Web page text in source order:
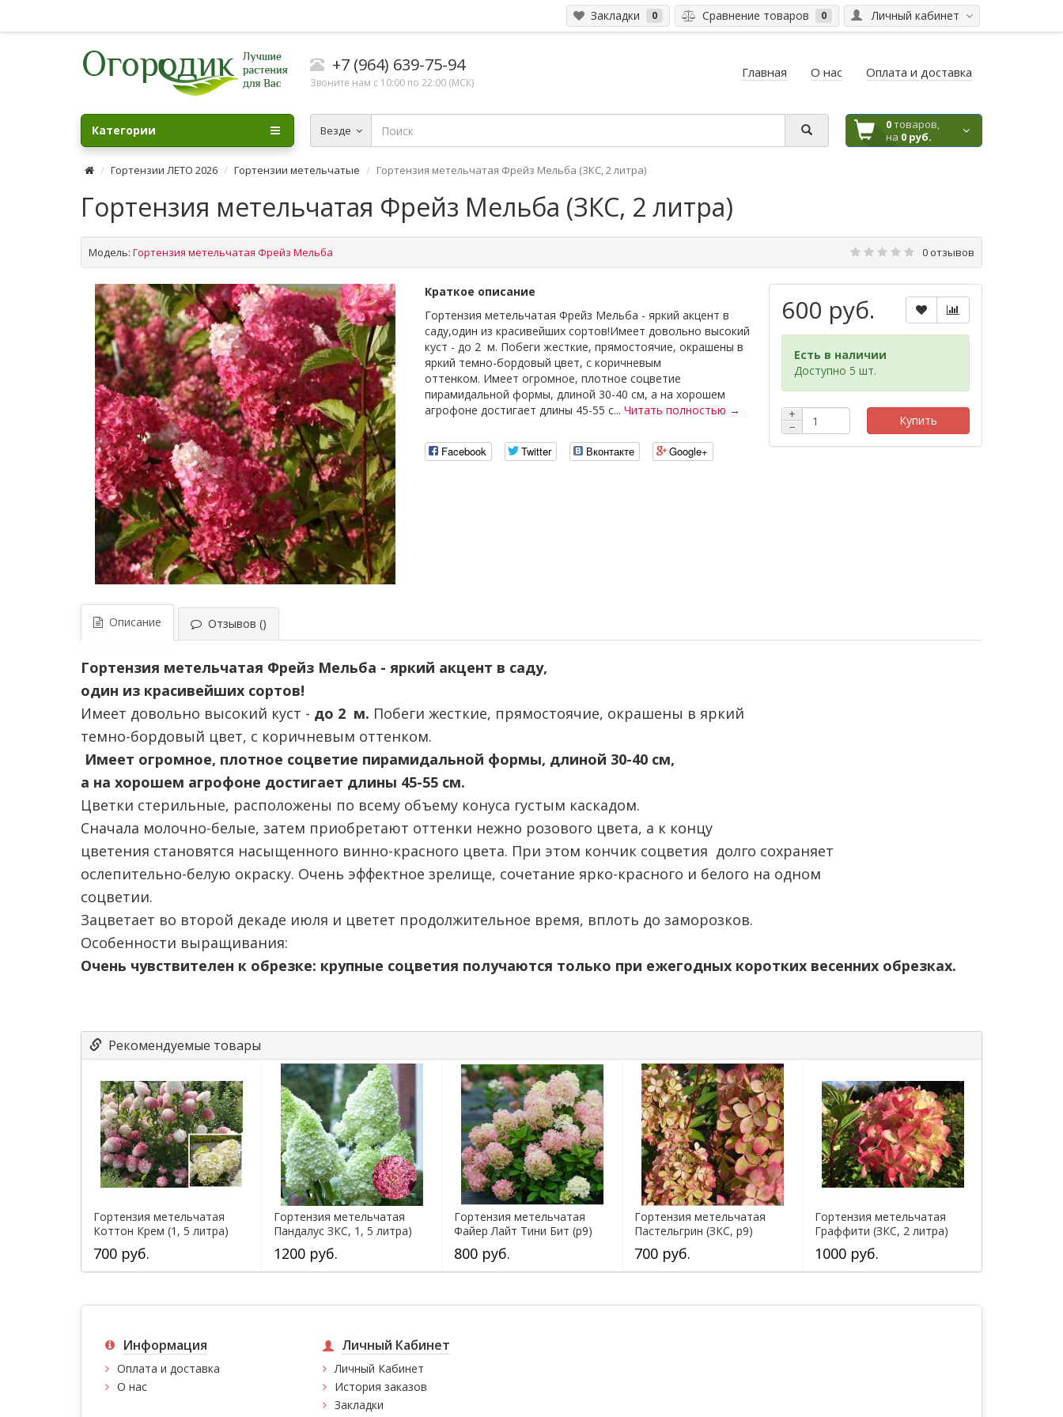
Личный кабинет
Закладки 0 Сравнение товаров 0
+7 (964) 639-75-94
Звоните нам с 10:00 по 22:00 (МСК)
Главная О нас Оплата и доставка
Везде 0товаров,
на 0 руб.
Категории
Гортензии ЛЕТО 2026 Гортензии метельчатые Гортензия метельчатая Фрейз Мельба (ЗКС, 2 литра)
Гортензия метельчатая Фрейз Мельба (ЗКС, 2 литра)
Модель: Гортензия метельчатая Фрейз Мельба 0 отзывов
Краткое описание
Гортензия метельчатая Фрейз Мельба - яркий акцент в
саду,один из красивейших сортов!Имеет довольно высокий
куст - до 2 м. Побеги жесткие, прямостоячие, окрашены в
яркий темно-бордовый цвет, с коричневым
оттенком. Имеет огромное, плотное соцветие
пирамидальной формы, длиной 30-40 см, а на хорошем
агрофоне достигает длины 45-55 с... Читать полностью →
Facebook Twitter Вконтакте Google+
600 руб.
Есть в наличии
Доступно 5 шт.
+
−
Купить
Описание Отзывов ()
Гортензия метельчатая Фрейз Мельба - яркий акцент в саду,
один из красивейших сортов!
Имеет довольно высокий куст - до 2 м. Побеги жесткие, прямостоячие, окрашены в яркий
темно-бордовый цвет, с коричневым оттенком.
Имеет огромное, плотное соцветие пирамидальной формы, длиной 30-40 см,
а на хорошем агрофоне достигает длины 45-55 см.
Цветки стерильные, расположены по всему объему конуса густым каскадом.
Сначала молочно-белые, затем приобретают оттенки нежно розового цвета, а к концу
цветения становятся насыщенного винно-красного цвета. При этом кончик соцветия долго сохраняет
ослепительно-белую окраску. Очень эффектное зрелище, сочетание ярко-красного и белого на одном
соцветии.
Зацветает во второй декаде июля и цветет продолжительное время, вплоть до заморозков.
Особенности выращивания:
Очень чувствителен к обрезке: крупные соцветия получаются только при ежегодных коротких весенних обрезках.
Рекомендуемые товары
Гортензия метельчатая
Коттон Крем (1, 5 литра)
700 руб.
Гортензия метельчатая
Пандалус ЗКС, 1, 5 литра)
1200 руб.
Гортензия метельчатая
Файер Лайт Тини Бит (р9)
800 руб.
Гортензия метельчатая
Пастельгрин (ЗКС, р9)
700 руб.
Гортензия метельчатая
Граффити (ЗКС, 2 литра)
1000 руб.
Информация
Оплата и доставка
О нас
Личный Кабинет
Личный Кабинет
История заказов
Закладки